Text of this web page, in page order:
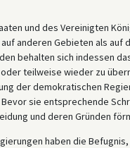
und des Vereinigten
anderen Gebieten als auf
behalten sich indessen
teilweise wieder zu
der demokratischen
sie entsprechende
und deren Gründen
haben die